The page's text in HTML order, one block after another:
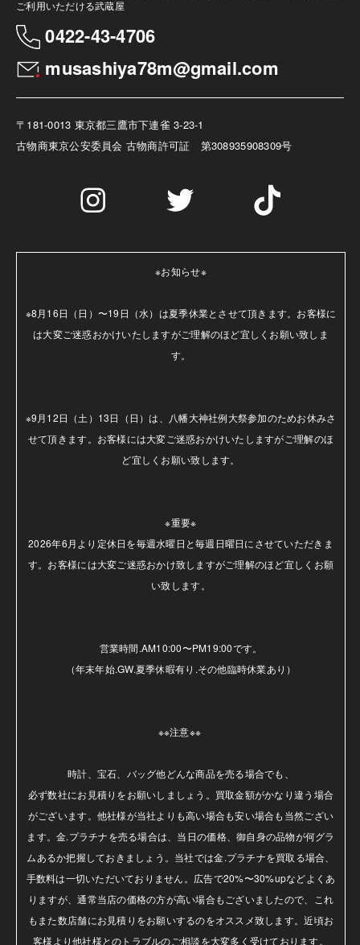
ご利用いただける武蔵屋
0422-43-4706
musashiya78m@gmail.com
〒181-0013 東京都三鷹市下連雀 3-23-1
古物商東京公安委員会 古物商許可証 第308935908309号
※お知らせ※
※8月16日（日）〜19日（水）は夏季休業とさせて頂きます。お客様に
は大変ご迷惑おかけいたしますがご理解のほど宜しくお願い致しま
す。
※9月12日（土）13日（日）は、八幡大神社例大祭参加のためお休みさ
せて頂きます。お客様には大変ご迷惑おかけいたしますがご理解のほ
ど宜しくお願い致します。
※重要※
2026年6月より定休日を毎週水曜日と毎週日曜日にさせていただきま
す。お客様には大変ご迷惑おかけ致しますがご理解のほど宜しくお願
い致します。
営業時間.AM10:00〜PM19:00です。
（年末年始.GW.夏季休暇有り.その他臨時休業あり）
※※注意※※
時計、宝石、バッグ他どんな商品を売る場合でも、
必ず数社にお見積りをお願いしましょう。買取金額がかなり違う場合
がございます。他社様が当社よりも高い場合も安い場合も当然ござい
ます。金.プラチナを売る場合は、当日の価格、御自身の品物が何グラ
ムあるか把握しておきましょう。当社では金.プラチナを買取る場合、
手数料は一切いただいておりません。広告で20%〜30%upなどよくあ
りますが、通常当店の価格の方が高い場合もございましたので、これ
もまた数店舗にお見積りをお願いするのをオススメ致します。近頃お
客様より他社様とのトラブルのご相談を大変多く受けております。